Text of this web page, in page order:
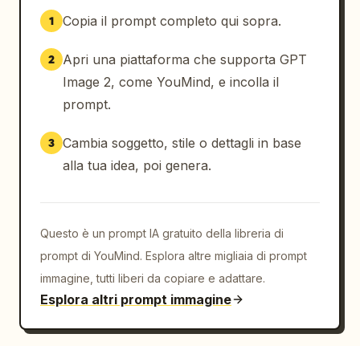
cartoon, le forme degli effetti fumettistici
e le illustrazioni di fuoco con un controllo
nitido dei contorni e una separazione pulita
dei bordi. La finitura finale deve apparire
come un composito del mondo reale rifinito
con un linguaggio di design animato
cartoon né come una fotografia standard.
Utilizza un basso contrasto pulito e un
tipico dei fumetti su una base ambientale
realistica. Le ombre rimangono naturali nello
sfondo e sul volto, mentre gli indumenti
stilizzati e gli effetti presentano
separazione cromatica.
1 Copia il prompt completo qui sopra.
2
Apri una piattaforma che supporta GPT
Image 2, come YouMind, e incolla il
prompt.
3 Cambia soggetto, stile o dettagli in base
alla tua idea, poi genera.
Questo è un prompt IA gratuito della libreria di
prompt di YouMind. Esplora altre migliaia di prompt
immagine, tutti liberi da copiare e adattare.
Esplora altri prompt immagine